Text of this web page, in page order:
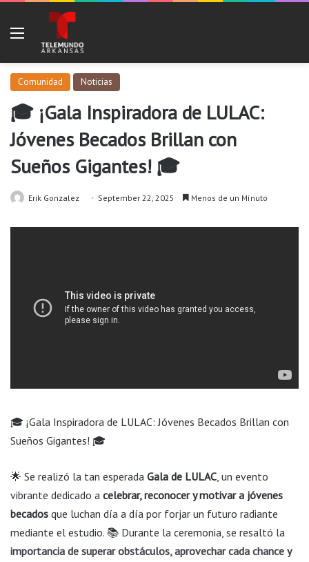
Comunidad Noticias
🎓 ¡Gala Inspiradora de LULAC:
Jóvenes Becados Brillan con
Sueños Gigantes! 🎓
Erik Gonzalez September 22, 2025 Menos de un Mínuto
🎓 ¡Gala Inspiradora de LULAC: Jóvenes Becados Brillan con
Sueños Gigantes! 🎓
🌟 Se realizó la tan esperada Gala de LULAC, un evento
vibrante dedicado a celebrar, reconocer y motivar a jóvenes
becados que luchan día a día por forjar un futuro radiante
mediante el estudio. 📚 Durante la ceremonia, se resaltó la
importancia de superar obstáculos, aprovechar cada chance y